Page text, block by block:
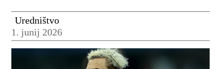
Uredništvo
1. junij 2026